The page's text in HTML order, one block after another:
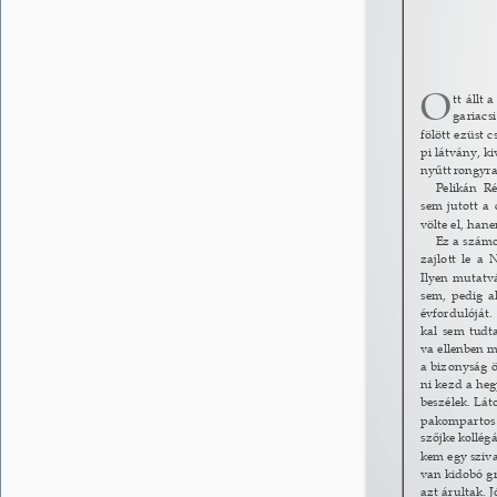
O tt állt a
fölött ezüst
pi látvány,
nyűtt
Pelikán
sem jutott a
völte el,
Ez a
zajlott le a
Ilyen
sem, pedig
évfordulóját.
kal sem
va ellenben
a bizonyság
ni kezd a
beszélek.
szőjke
kem egy
van kidobó
azt árultak.